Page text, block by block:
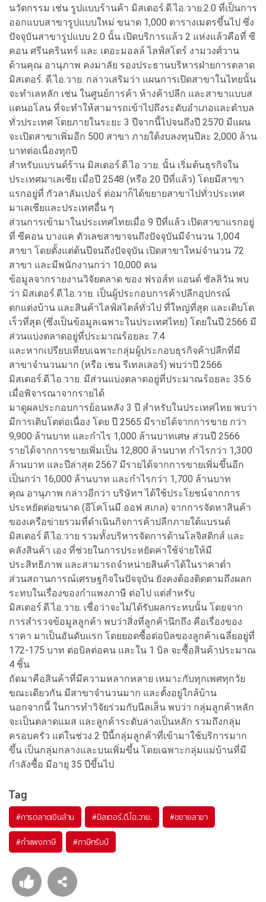
นวัตกรรม เช่น รูปแบบร้านค้า มิสเตอร์.ดี.ไอ.วาย.2.0 ที่เป็นการ
ออกแบบสาขารูปแบบใหม่ ขนาด 1,000 ตารางเมตรขึ้นไป ซึ่ง
ปัจจุบันสาขารูปแบบ 2.0 นั้น เปิดบริการแล้ว 2 แห่งแล้วคือที่ ซี
คอน ศรีนครินทร์ และ เดอะมอลล์ ไลฟ์สโตร์ งามวงศ์วาน
ด้านคุณ อานุภาพ คงมาลัย รองประธานบริหารฝ่ายการตลาด
มิสเตอร์. ดี.ไอ.วาย. กล่าวเสริมว่า แผนการเปิดสาขาในไทยนั้น
จะทำเลหลัก เช่น ในศูนย์การค้า ห้างค้าปลีก และสาขาแบบส
แตนอโลน ที่จะทำให้สามารถเข้าไปถึงระดับอำเภอและตำบล
ทั่วประเทศ โดยภายในระยะ 3 ปีจากนี้ไปจนถึงปี 2570 มีแผน
จะเปิดสาขาเพิ่มอีก 500 สาขา ภายใต้งบลงทุนปีละ 2,000 ล้าน
บาทต่อเนื่องทุกปี
สำหรับแบรนด์ร้าน มิสเตอร์.ดี.ไอ.วาย. นั้น เริ่มต้นธุรกิจใน
ประเทศมาเลเซีย เมื่อปี 2548 (หรือ 20 ปีที่แล้ว) โดยมีสาขา
แรกอยู่ที่ กัวลาลัมเปอร์ ต่อมาก็ได้ขยายสาขาไปทั่วประเทศ
มาเลเซียและประเทศอื่น ๆ
ส่วนการเข้ามาในประเทศไทยเมื่อ 9 ปีที่แล้ว เปิดสาขาแรกอยู่
ที่ ซีคอน บางแค ตัวเลขสาขาจนถึงปัจจุบันมีจำนวน 1,004
สาขา โดยตั้งแต่ต้นปีจนถึงปัจจุบัน เปิดสาขาใหม่จำนวน 72
สาขา และมีพนักงานกว่า 10,000 คน
ข้อมูลจากรายงานวิจัยตลาด ของ ฟรอส์ท แอนด์ ซัลลิวัน พบ
ว่า มิสเตอร์.ดี.ไอ.วาย. เป็นผู้ประกอบการค้าปลีกอุปกรณ์
ตกแต่งบ้าน และสินค้าไลฟ์สไตล์ทั่วไป ที่ใหญ่ที่สุด และเติบโต
เร็วที่สุด (ซึ่งเป็นข้อมูลเฉพาะในประเทศไทย) โดยในปี 2566 มี
ส่วนแบ่งตลาดอยู่ที่ประมาณร้อยละ 7.4
และหากเปรียบเทียบเฉพาะกลุ่มผู้ประกอบธุรกิจค้าปลีกที่มี
สาขาจำนวนมาก (หรือ เชน รีเทลเลอร์) พบว่าปี 2566
มิสเตอร์.ดี.ไอ.วาย. มีส่วนแบ่งตลาดอยู่ที่ประมาณร้อยละ 35.6
เมื่อพิจารณาจากรายได้
มาดูผลประกอบการย้อนหลัง 3 ปี สำหรับในประเทศไทย พบว่า
มีการเติบโตต่อเนื่อง โดย ปี 2565 มีรายได้จากการขาย กว่า
9,900 ล้านบาท และกำไร 1,000 ล้านบาทเศษ ส่วนปี 2566
รายได้จากการขายเพิ่มเป็น 12,800 ล้านบาท กำไรกว่า 1,300
ล้านบาท และปีล่าสุด 2567 มีรายได้จากการขายเพิ่มขึ้นอีก
เป็นกว่า 16,000 ล้านบาท และกำไรกว่า 1,700 ล้านบาท
คุณ อานุภาพ กล่าวอีกว่า บริษัทฯ ได้ใช้ประโยชน์จากการ
ประหยัดต่อขนาด (อีโคโนมี ออฟ สเกล) จากการจัดหาสินค้า
ของเครือข่ายรวมที่ดำเนินกิจการค้าปลีกภายใต้แบรนด์
มิสเตอร์.ดี.ไอ.วาย รวมทั้งบริหารจัดการด้านโลจิสติกส์ และ
คลังสินค้า เอง ที่ช่วยในการประหยัดค่าใช้จ่ายให้มี
ประสิทธิภาพ และสามารถจำหน่ายสินค้าได้ในราคาต่ำ
ส่วนสถานการณ์เศรษฐกิจในปัจจุบัน ยังคงต้องติดตามถึงผลก
ระทบในเรื่องของกำแพงภาษี ต่อไป แต่สำหรับ
มิสเตอร์.ดี.ไอ.วาย. เชื่อว่าจะไม่ได้รับผลกระทบนั้น โดยจาก
การสำรวจข้อมูลลูกค้า พบว่าสิ่งที่ลูกค้านึกถึง คือเรื่องของ
ราคา มาเป็นอันดับแรก โดยยอดซื้อต่อบิลของลูกค้าเฉลี่ยอยู่ที่
172-175 บาท ต่อบิลต่อคน และใน 1 บิล จะซื้อสินค้าประมาณ
4 ชิ้น
ถัดมาคือสินค้าที่มีความหลากหลาย เหมาะกับทุกเพศทุกวัย
ขณะเดียวกัน มีสาขาจำนวนมาก และตั้งอยู่ใกล้บ้าน
นอกจากนี้ ในการทำวิจัยร่วมกับนีลเส็น พบว่า กลุ่มลูกค้าหลัก
จะเป็นตลาดแมส และลูกค้าระดับล่างเป็นหลัก รวมถึงกลุ่ม
ครอบครัว แต่ในช่วง 2 ปีนี้กลุ่มลูกค้าที่เข้ามาใช้บริการมาก
ขึ้น เป็นกลุ่มกลางและบนเพิ่มขึ้น โดยเฉพาะกลุ่มแม่บ้านที่มี
กำลังซื้อ มีอายุ 35 ปีขึ้นไป
Tag
#การตลาดเงินล้าน #มิสเตอร์.ดี.ไอ.วาย. #ขยายสาขา
#กำแพงภาษี #ภาษีทรัมป์